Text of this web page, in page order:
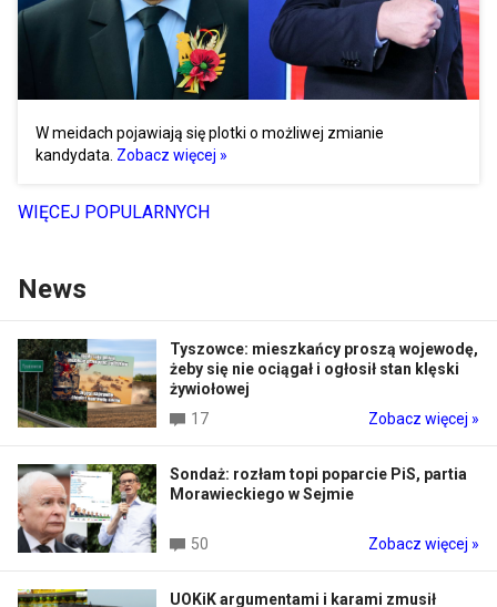
W meidach pojawiają się plotki o możliwej zmianie
kandydata. Zobacz więcej »
WIĘCEJ POPULARNYCH
News
Tyszowce: mieszkańcy proszą wojewodę,
żeby się nie ociągał i ogłosił stan klęski
żywiołowej
17
Zobacz więcej »
Sondaż: rozłam topi poparcie PiS, partia
Morawieckiego w Sejmie
50 Zobacz więcej »
UOKiK argumentami i karami zmusił